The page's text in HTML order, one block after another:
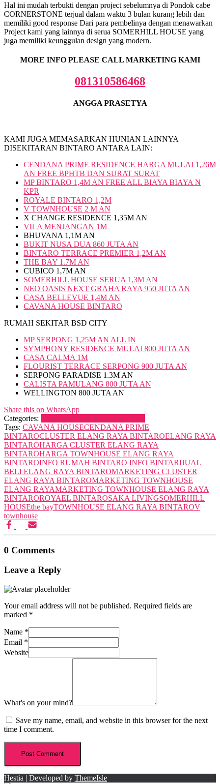
Hal ini mudah terbukti dengan project sebelumnya di Pondok cabe
CORNERSTONE terjual dalam waktu 3 bulan kurang lebih dan
memiliki good response Dari para pembelinya dengan menawarkan
Project kami yang lainnya di serua SOMERHILL HOUSE yang
juga memiliki keunggulan design yang modern.
MORE INFO PLEASE CALL MARKETING KAMI
081310586468
ANGGA PRASETYA
KAMI JUGA MEMASARKAN HUNIAN LAINNYA
DISEKITARAN BINTARO ANTARA LAIN:
CENDANA PRIME RESIDENCE HARGA MULAI 1,26M
AN FREE BPHTB DAN SURAT SURAT
MP BINTARO 1,4M AN FREE ALL BIAYA BIAYA N
KPR
ROYALE BINTARO 1,2M
V TOWNHOUSE 2 M AN
X CHANGE RESIDENCE 1,35M AN
VILA MENJANGAN 1M
BHUVANA 1,1M AN
BUKIT NUSA DUA 860 JUTA AN
BINTARO TERRACE PREMIER 1,2M AN
THE BAY 1.7M AN
CUBICO 1,7M AN
SOMERHILL HOUSE SERUA 1,3M AN
NEO OASIS NEXT GRAHA RAYA 950 JUTA AN
CASA BELLEVUE 1,4M AN
CAVANA HOUSE BINTARO
RUMAH SEKITAR BSD CITY
MP SERPONG 1,25M AN ALL IN
SYMPHONY RESIDENCE MULAI 800 JUTA AN
CASA CALMA 1M
FLOURIST TERRACE SERPONG 900 JUTA AN
SERPONG PARADISE 1.3M AN
CALISTA PAMULANG 800 JUTA AN
WELLINGTON 800 JUTA AN
Share this on WhatsApp
Categories:
Tags: CAVANA HOUSECENDANA PRIME
BINTAROCLUSTER ELANG RAYA BINTAROELANG RAYA
BINTAROHARGA CLUSTER ELANG RAYA
BINTAROHARGA TOWNHOUSE ELANG RAYA
BINTAROINFO RUMAH BINTARO INFO BINTARIJUAL
BELI ELANG RAYA BINTAROMARKETING CLUSTER
ELANG RAYA BINTAROMARKETING TOWNHOUSE
ELANG RAYAMARKETING TOWNHOUSE ELANG RAYA
BINTAROROYAEL BINTAROSAKA LIVINGSOMERHILL
HOUSEthe bayTOWNHOUSE ELANG RAYA BINTAROV
townhouse
0 Comments
Leave a Reply
Your email address will not be published. Required fields are
marked *
Name *
Email *
Website
What's on your mind?
Save my name, email, and website in this browser for the next
time I comment.
Hestia | Developed by ThemeIsle